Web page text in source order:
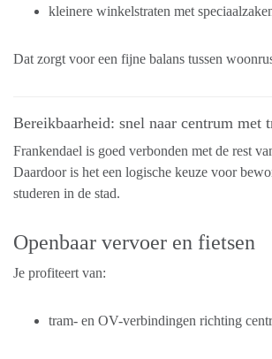
kleinere winkelstraten met
Dat zorgt voor een fijne balans tussen
Bereikbaarheid: snel naar centrum met
Frankendael is goed verbonden met de rest
Daardoor is het een logische keuze voor
studeren in de stad.
Openbaar vervoer en fietsen
Je profiteert van:
tram- en OV-verbindingen richting